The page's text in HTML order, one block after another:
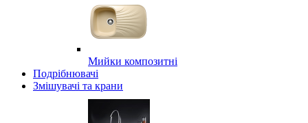
Мийки композитні
Подрібнювачі
Змішувачі та крани